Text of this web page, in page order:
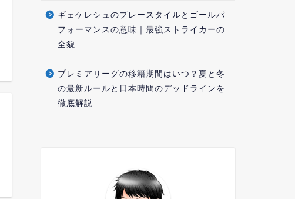
ギェケレシュのプレースタイルとゴールパ
フォーマンスの意味｜最強ストライカーの
全貌
プレミアリーグの移籍期間はいつ？夏と冬
の最新ルールと日本時間のデッドラインを
徹底解説